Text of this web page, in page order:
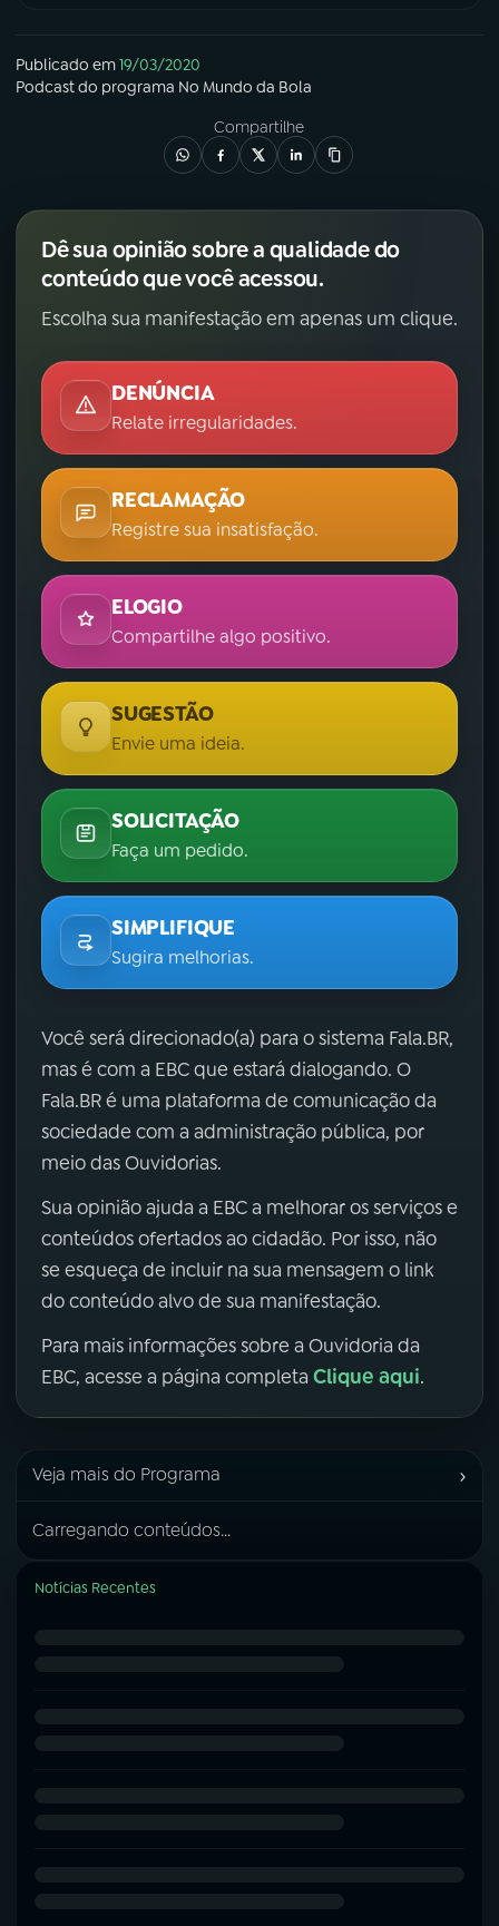
Publicado em19/03/2020
Podcastdo programa No Mundo da Bola
Compartilhe
Dê sua opinião sobre a qualidade do
conteúdo que você acessou.
Escolha sua manifestação em apenas um clique.
DENÚNCIA
Relate irregularidades.
RECLAMAÇÃO
Registre sua insatisfação.
ELOGIO
Compartilhe algo positivo.
SUGESTÃO
Envie uma ideia.
SOLICITAÇÃO
Faça um pedido.
SIMPLIFIQUE
Sugira melhorias.
Você será direcionado(a) para o sistema Fala.BR,
mas é com a EBC que estará dialogando. O
Fala.BR é uma plataforma de comunicação da
sociedade com a administração pública, por
meio das Ouvidorias.
Sua opinião ajuda a EBC a melhorar os serviços e
conteúdos ofertados ao cidadão. Por isso, não
se esqueça de incluir na sua mensagem o link
do conteúdo alvo de sua manifestação.
Para mais informações sobre a Ouvidoria da
EBC, acesse a página completa Clique aqui.
Veja mais do Programa ›
Carregando conteúdos...
Notícias Recentes